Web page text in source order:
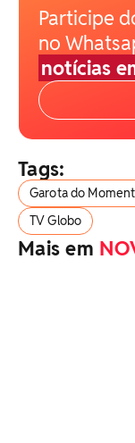
Participe
no
notícias
Tags:
Garota do
TV Globo
Mais em